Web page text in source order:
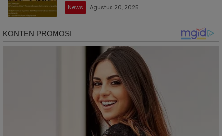
Masyarakat
News Agustus 20, 2025